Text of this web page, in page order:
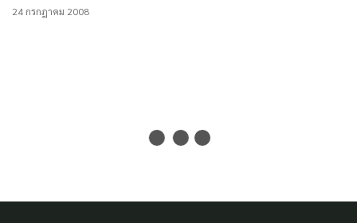
24 กรกฎาคม 2008